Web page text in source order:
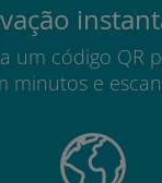
um código QR
minutos e